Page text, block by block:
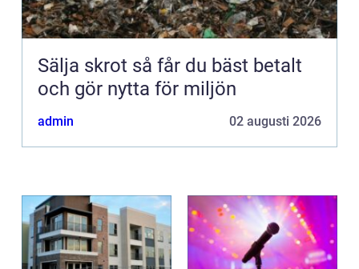
Sälja skrot så får du bäst betalt
och gör nytta för miljön
admin 02 augusti 2026